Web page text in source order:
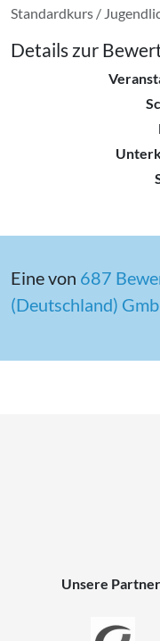
Standardkurs /
Details zur
Eine von 687
(Deutschland)
Unsere